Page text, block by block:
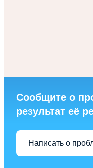
Сообщите о
результат её
Написать о